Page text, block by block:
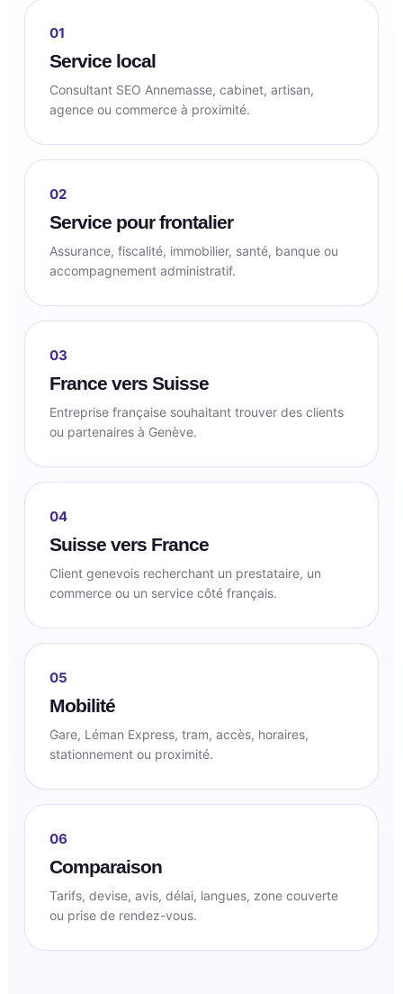
01
Service local
Consultant SEO Annemasse, cabinet, artisan,
agence ou commerce à proximité.
02
Service pour frontalier
Assurance, fiscalité, immobilier, santé, banque ou
accompagnement administratif.
03
France vers Suisse
Entreprise française souhaitant trouver des clients
ou partenaires à Genève.
04
Suisse vers France
Client genevois recherchant un prestataire, un
commerce ou un service côté français.
05
Mobilité
Gare, Léman Express, tram, accès, horaires,
stationnement ou proximité.
06
Comparaison
Tarifs, devise, avis, délai, langues, zone couverte
ou prise de rendez-vous.